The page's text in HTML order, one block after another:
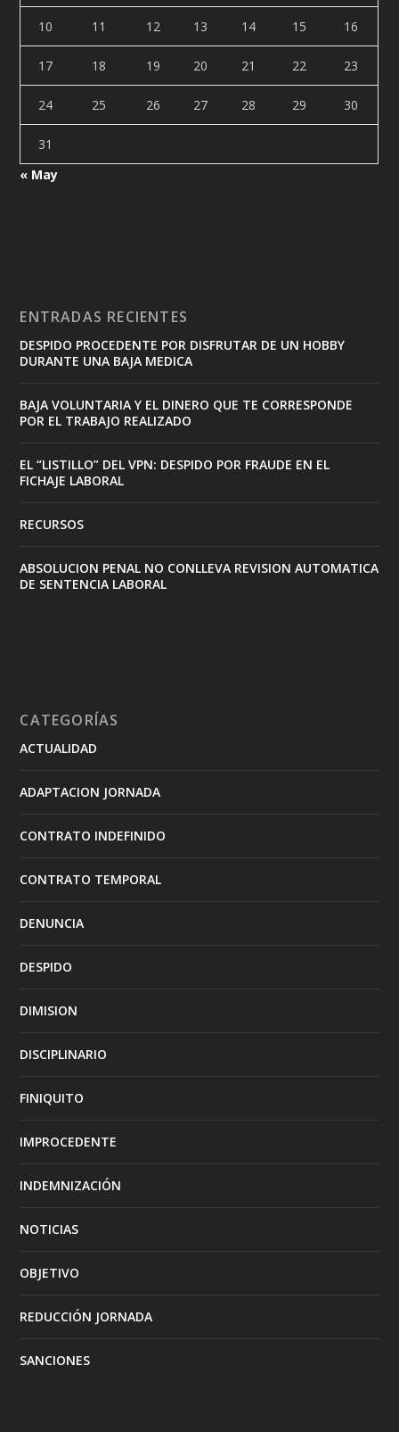
10 11 12 13 14 15 16
17 18 19 20 21 22 23
24 25 26 27 28 29 30
31
« May
ENTRADAS RECIENTES
DESPIDO PROCEDENTE POR DISFRUTAR DE UN HOBBY
DURANTE UNA BAJA MEDICA
BAJA VOLUNTARIA Y EL DINERO QUE TE CORRESPONDE
POR EL TRABAJO REALIZADO
EL “LISTILLO” DEL VPN: DESPIDO POR FRAUDE EN EL
FICHAJE LABORAL
RECURSOS
ABSOLUCION PENAL NO CONLLEVA REVISION AUTOMATICA
DE SENTENCIA LABORAL
CATEGORÍAS
ACTUALIDAD
ADAPTACION JORNADA
CONTRATO INDEFINIDO
CONTRATO TEMPORAL
DENUNCIA
DESPIDO
DIMISION
DISCIPLINARIO
FINIQUITO
IMPROCEDENTE
INDEMNIZACIÓN
NOTICIAS
OBJETIVO
REDUCCIÓN JORNADA
SANCIONES